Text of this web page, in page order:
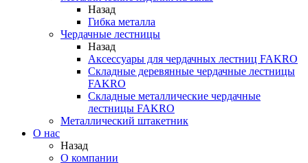
Назад
Гибка металла
Чердачные лестницы
Назад
Аксессуары для чердачных лестниц FAKRO
Складные деревянные чердачные лестницы
FAKRO
Складные металлические чердачные
лестницы FAKRO
Металлический штакетник
О нас
Назад
О компании